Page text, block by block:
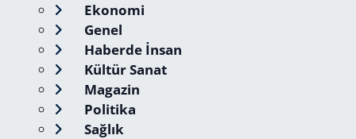
Ekonomi
Genel
Haberde İnsan
Kültür Sanat
Magazin
Politika
Sağlık